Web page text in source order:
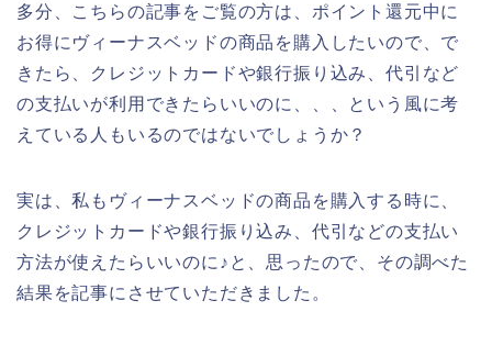
多分、こちらの記事をご覧の方は、ポイント還元中に
お得にヴィーナスベッドの商品を購入したいので、で
きたら、クレジットカードや銀行振り込み、代引など
の支払いが利用できたらいいのに、、、という風に考
えている人もいるのではないでしょうか？
実は、私もヴィーナスベッドの商品を購入する時に、
クレジットカードや銀行振り込み、代引などの支払い
方法が使えたらいいのに♪と、思ったので、その調べた
結果を記事にさせていただきました。